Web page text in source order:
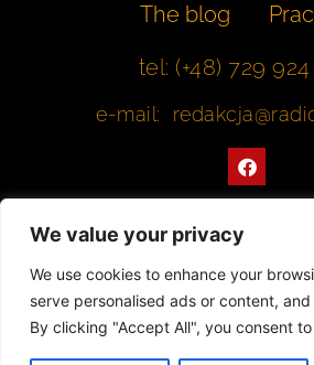
We value your privacy
We use cookies to enhance your
serve personalised ads or content,
By clicking "Accept All", you consent
The blog
tel: (+48) 729
e-mail:
F
a
c
o
k
Współpracujemy z Muzeum
© 2022 All rights Reserved.
Projekt strony internetowej: